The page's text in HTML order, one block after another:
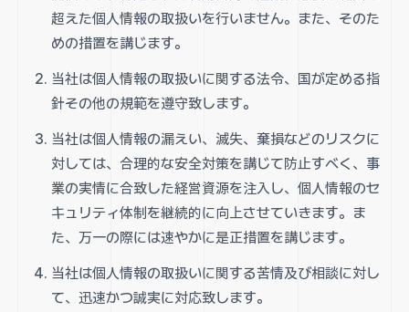
超えた個人情報の取扱いを行いません。また、そのた
めの措置を講じます。
当社は個人情報の取扱いに関する法令、国が定める指
針その他の規範を遵守致します。
当社は個人情報の漏えい、滅失、棄損などのリスクに
対しては、合理的な安全対策を講じて防止すべく、事
業の実情に合致した経営資源を注入し、個人情報のセ
キュリティ体制を継続的に向上させていきます。ま
た、万一の際には速やかに是正措置を講じます。
当社は個人情報の取扱いに関する苦情及び相談に対し
て、迅速かつ誠実に対応致します。